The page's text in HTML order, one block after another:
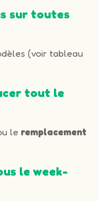
sur toutes
(voir tableau
tout le
le remplacement
le week-